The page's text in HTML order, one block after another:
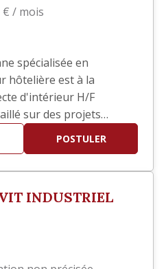
€ / mois
spécialisée en
hôtelière est à la
d'intérieur H/F
sur des projets
(trice), vous travaillez
pour dessiner tous les
POSTULER
INDUSTRIEL